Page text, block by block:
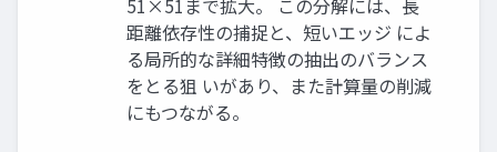
51×51まで拡大。 この分解には、長
距離依存性の捕捉と、短いエッジ によ
る局所的な詳細特徴の抽出のバランス
をとる狙 いがあり、また計算量の削減
にもつながる。